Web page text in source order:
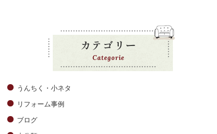
カテゴリー
Categorie
うんちく・小ネタ
リフォーム事例
ブログ